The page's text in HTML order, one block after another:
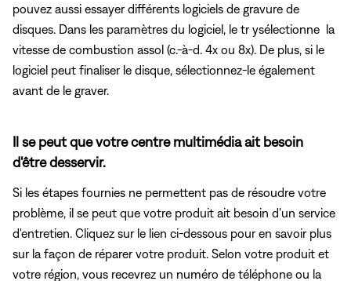
pouvez aussi essayer différents logiciels de gravure de
disques. Dans les paramètres du logiciel, le tr ysélectionne la
vitesse de combustion assol (c.-à-d. 4x ou 8x). De plus, si le
logiciel peut finaliser le disque, sélectionnez-le également
avant de le graver.
Il se peut que votre centre multimédia ait besoin
d'être desservir.
Si les étapes fournies ne permettent pas de résoudre votre
problème, il se peut que votre produit ait besoin d'un service
d'entretien. Cliquez sur le lien ci-dessous pour en savoir plus
sur la façon de réparer votre produit. Selon votre produit et
votre région, vous recevrez un numéro de téléphone ou la